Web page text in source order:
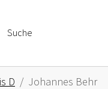
for "Künstler A bis Z"
Suche
D Johannes Behr